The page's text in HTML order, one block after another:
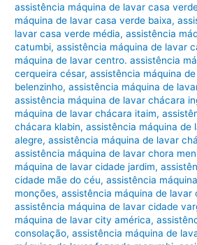
assistência máquina de lavar casa
máquina de lavar casa verde baixa,
lavar casa verde média,assistência
catumbi,assistência máquina de lavar
máquina de lavar centro. assistência
cerqueira césar,assistência máquina
belenzinho,assistência máquina de
assistência máquina de lavar chácara
máquina de lavar chácara itaim,
chácara klabin,assistência máquina de
alegre,assistência máquina de lavar
assistência máquina de lavar chora
máquina de lavar cidade jardim,
cidade mãe do céu,assistência
monções,assistência máquina de lavar
assistência máquina de lavar cidade
máquina de lavar city américa,
consolação,assistência máquina de